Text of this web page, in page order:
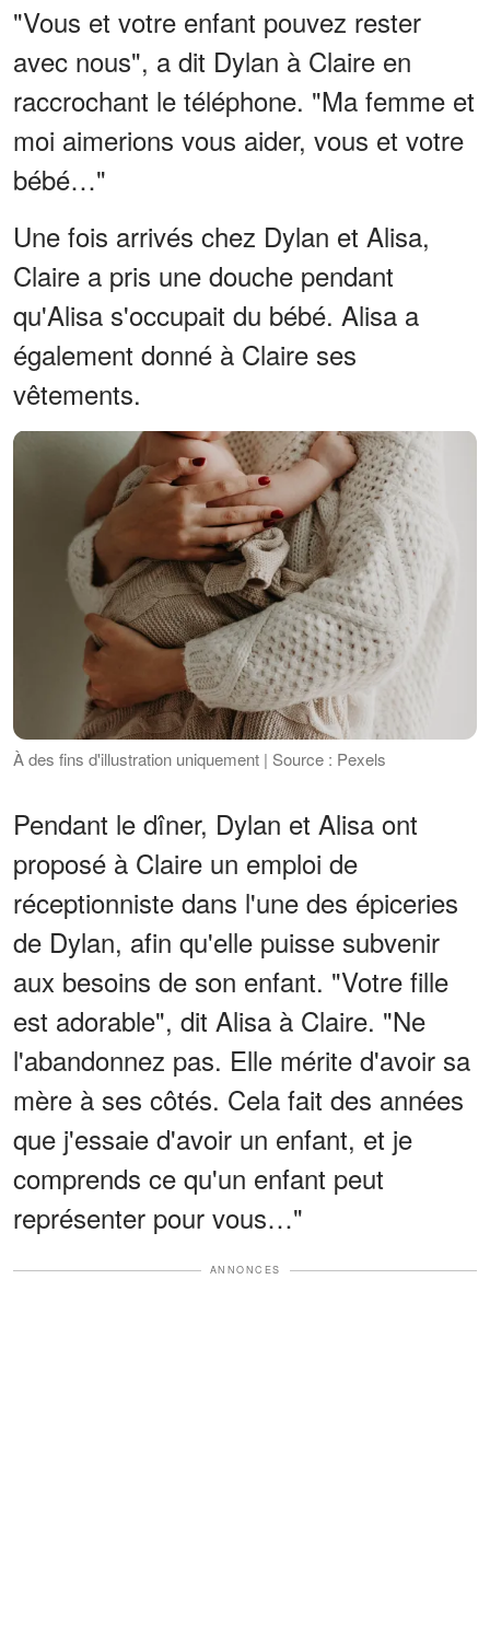
"Vous et votre enfant pouvez rester
avec nous", a dit Dylan à Claire en
raccrochant le téléphone. "Ma femme et
moi aimerions vous aider, vous et votre
bébé…"
Une fois arrivés chez Dylan et Alisa,
Claire a pris une douche pendant
qu'Alisa s'occupait du bébé. Alisa a
également donné à Claire ses
vêtements.
À des fins d'illustration uniquement | Source : Pexels
Pendant le dîner, Dylan et Alisa ont
proposé à Claire un emploi de
réceptionniste dans l'une des épiceries
de Dylan, afin qu'elle puisse subvenir
aux besoins de son enfant. "Votre fille
est adorable", dit Alisa à Claire. "Ne
l'abandonnez pas. Elle mérite d'avoir sa
mère à ses côtés. Cela fait des années
que j'essaie d'avoir un enfant, et je
comprends ce qu'un enfant peut
représenter pour vous…"
ANNONCES